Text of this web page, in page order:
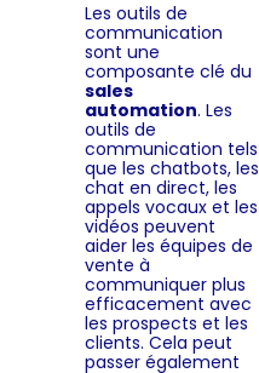
Les outils de
communication
sont une
composante clé du
sales
automation. Les
outils de
communication tels
que les chatbots, les
chat en direct, les
appels vocaux et les
vidéos peuvent
aider les équipes de
vente à
communiquer plus
efficacement avec
les prospects et les
clients. Cela peut
passer également